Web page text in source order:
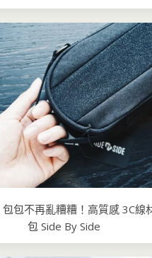
包不再亂糟糟！高質感 3C線
包 Side By Side